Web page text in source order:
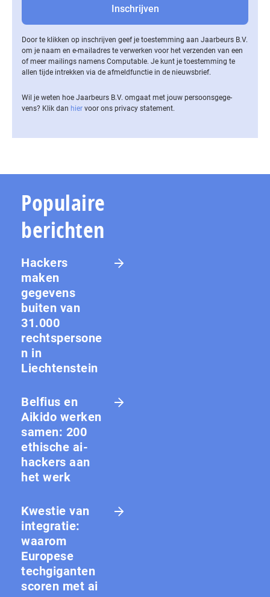
Door te klikken op inschrijven geef je toestemming aan Jaarbeurs B.V.
om je naam en e-mailadres te verwerken voor het verzenden van een
of meer mailings namens Computable. Je kunt je toestemming te
allen tijde intrekken via de af­meld­func­tie in de nieuwsbrief.
Wil je weten hoe Jaarbeurs B.V. omgaat met jouw per­soons­ge­ge­
vens? Klik dan hier voor ons privacy statement.
Populaire
berichten
Hackers
maken
gegevens
buiten van
31.000
rechtspersone
n in
Liechtenstein
Belfius en
Aikido werken
samen: 200
ethische ai-
hackers aan
het werk
Kwestie van
integratie:
waarom
Europese
techgiganten
scoren met ai